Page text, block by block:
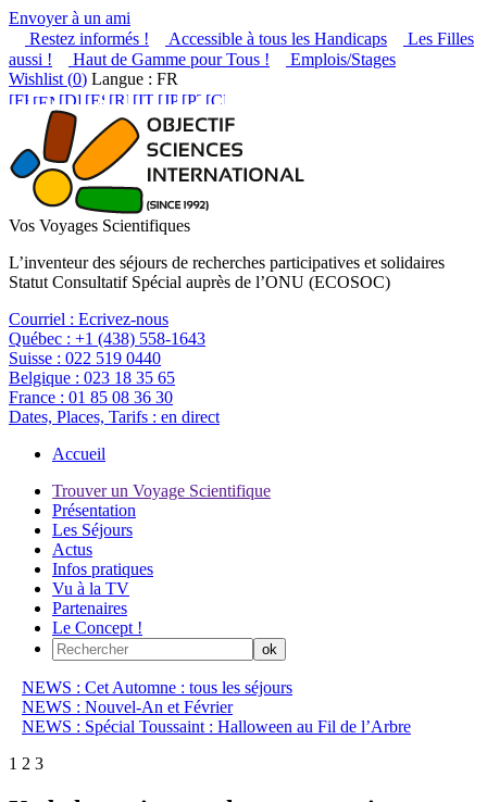
Envoyer à un ami
Restez informés !
Accessible à tous les Handicaps
Les Filles
aussi !
Haut de Gamme pour Tous !
Emplois/Stages
Wishlist (0) Langue : FR
Vos Voyages Scientifiques
L’inventeur des séjours de recherches participatives et solidaires
Statut Consultatif Spécial auprès de l’ONU (ECOSOC)
Courriel : Ecrivez-nous
Québec : +1 (438) 558-1643
Suisse : 022 519 0440
Belgique : 023 18 35 65
France : 01 85 08 36 30
Dates, Places, Tarifs : en direct
Accueil
Trouver un Voyage Scientifique
Présentation
Les Séjours
Actus
Infos pratiques
Vu à la TV
Partenaires
Le Concept !
NEWS : Cet Automne : tous les séjours
NEWS : Nouvel-An et Février
NEWS : Spécial Toussaint : Halloween au Fil de l’Arbre
1 2 3